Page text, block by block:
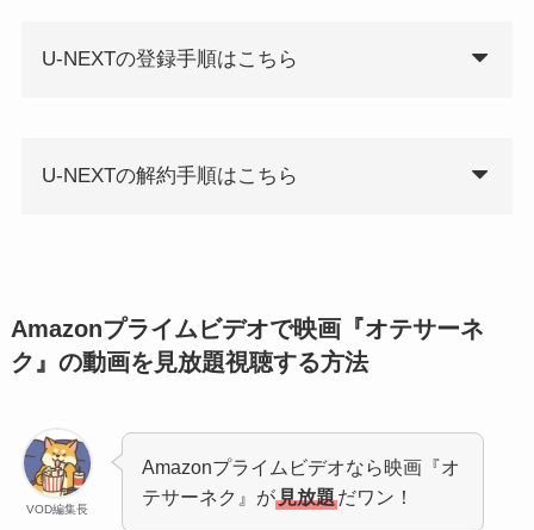
U-NEXTの登録手順はこちら
U-NEXTの解約手順はこちら
Amazonプライムビデオで映画『オテサーネ
ク』の動画を見放題視聴する方法
VOD編集長
Amazonプライムビデオなら映画『オ
テサーネク』が見放題だワン！